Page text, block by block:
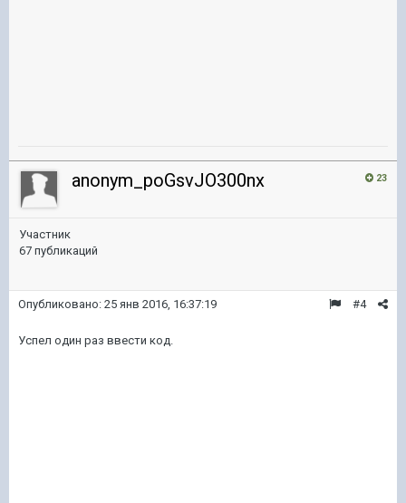
23
anonym_poGsvJO300nx
Участник
67 публикаций
#4
Опубликовано: 25 янв 2016, 16:37:19
Успел один раз ввести код.